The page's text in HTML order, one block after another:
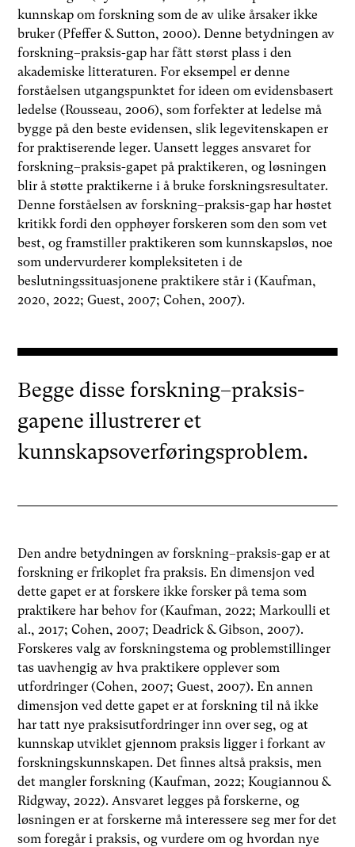
kunnskap om forskning som de av ulike årsaker ikke
bruker (Pfeffer & Sutton, 2000). Denne betydningen av
forskning–praksis-gap har fått størst plass i den
akademiske litteraturen. For eksempel er denne
forståelsen utgangspunktet for ideen om evidensbasert
ledelse (Rousseau, 2006), som forfekter at ledelse må
bygge på den beste evidensen, slik legevitenskapen er
for praktiserende leger. Uansett legges ansvaret for
forskning–praksis-gapet på praktikeren, og løsningen
blir å støtte praktikerne i å bruke forskningsresultater.
Denne forståelsen av forskning–praksis-gap har høstet
kritikk fordi den opphøyer forskeren som den som vet
best, og framstiller praktikeren som kunnskapsløs, noe
som undervurderer kompleksiteten i de
beslutningssituasjonene praktikere står i (Kaufman,
2020, 2022; Guest, 2007; Cohen, 2007).
Begge disse forskning–praksis-
gapene illustrerer et
kunnskapsoverføringsproblem.
Den andre betydningen av forskning–praksis-gap er at
forskning er frikoplet fra praksis. En dimensjon ved
dette gapet er at forskere ikke forsker på tema som
praktikere har behov for (Kaufman, 2022; Markoulli et
al., 2017; Cohen, 2007; Deadrick & Gibson, 2007).
Forskeres valg av forskningstema og problemstillinger
tas uavhengig av hva praktikere opplever som
utfordringer (Cohen, 2007; Guest, 2007). En annen
dimensjon ved dette gapet er at forskning til nå ikke
har tatt nye praksisutfordringer inn over seg, og at
kunnskap utviklet gjennom praksis ligger i forkant av
forskningskunnskapen. Det finnes altså praksis, men
det mangler forskning (Kaufman, 2022; Kougiannou &
Ridgway, 2022). Ansvaret legges på forskerne, og
løsningen er at forskerne må interessere seg mer for det
som foregår i praksis, og vurdere om og hvordan nye